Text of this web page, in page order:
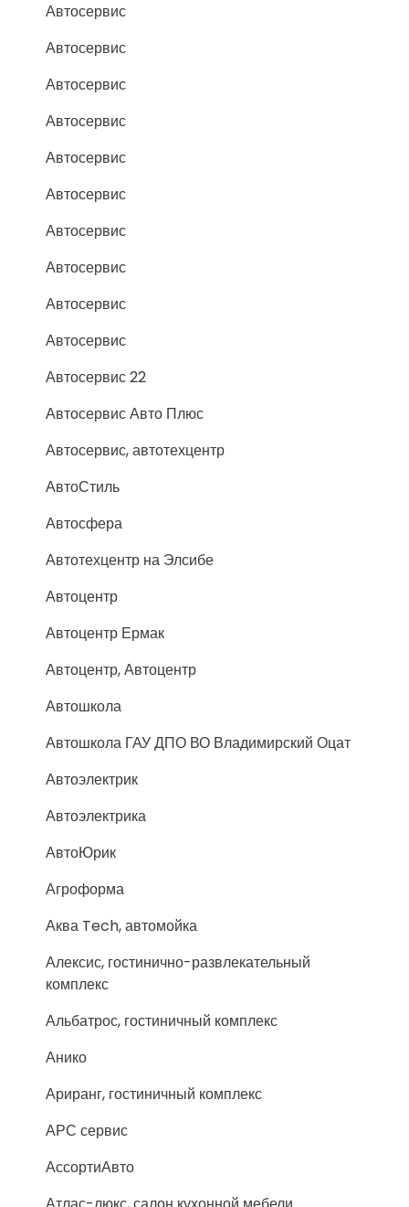
Автосервис
Автосервис
Автосервис
Автосервис
Автосервис
Автосервис
Автосервис
Автосервис
Автосервис
Автосервис
Автосервис 22
Автосервис Авто Плюс
Автосервис, автотехцентр
АвтоСтиль
Автосфера
Автотехцентр на Элсибе
Автоцентр
Автоцентр Ермак
Автоцентр, Автоцентр
Автошкола
Автошкола ГАУ ДПО ВО Владимирский Оцат
Автоэлектрик
Автоэлектрика
АвтоЮрик
Агроформа
Аква Tech, автомойка
Алексис, гостинично-развлекательный
комплекс
Альбатрос, гостиничный комплекс
Анико
Ариранг, гостиничный комплекс
АРС сервис
АссортиАвто